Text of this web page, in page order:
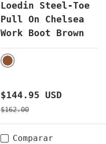
Loedin Steel-Toe
Pull On Chelsea
Work Boot Brown
BROWN
Precio de venta
$144.95 USD
Precio normal
$162.00
Comparar